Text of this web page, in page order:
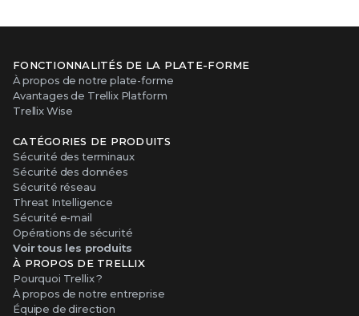
FONCTIONNALITÉS DE LA PLATE-FORME
À propos de notre plate-forme
Avantages de Trellix Platform
Trellix Wise
CATÉGORIES DE PRODUITS
Sécurité des terminaux
Sécurité des données
Sécurité réseau
Threat Intelligence
Sécurité e-mail
Opérations de sécurité
Voir tous les produits
À PROPOS DE TRELLIX
Pourquoi Trellix ?
À propos de notre entreprise
Équipe de direction